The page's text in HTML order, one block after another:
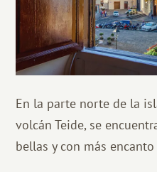
En la parte norte de la
volcán Teide, se
bellas y con más